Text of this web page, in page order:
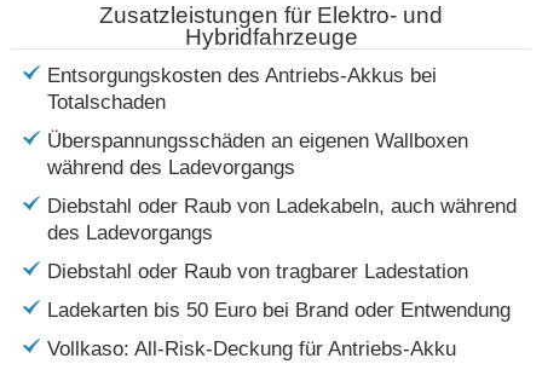
Zusatzleistungen für Elektro- und
Hybridfahrzeuge
Entsorgungskosten des Antriebs-Akkus bei
Totalschaden
Überspannungsschäden an eigenen Wallboxen
während des Ladevorgangs
Diebstahl oder Raub von Ladekabeln, auch während
des Ladevorgangs
Diebstahl oder Raub von tragbarer Ladestation
Ladekarten bis 50 Euro bei Brand oder Entwendung
Vollkaso: All-Risk-Deckung für Antriebs-Akku